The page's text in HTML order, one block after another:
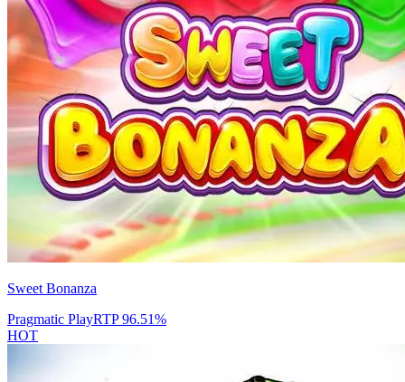
Sweet Bonanza
Pragmatic PlayRTP96.51%
HOT